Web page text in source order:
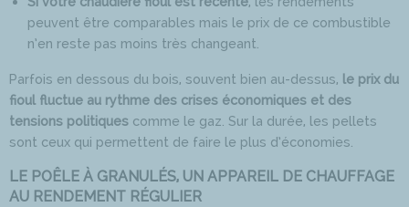
peuvent être comparables mais le prix de ce combustible
n’en reste pas moins très changeant.
Parfois en dessous du bois, souvent bien au-dessus, le prix du
fioul fluctue au rythme des crises économiques et des
tensions politiques comme le gaz. Sur la durée, les pellets
sont ceux qui permettent de faire le plus d’économies.
LE POÊLE À GRANULÉS, UN APPAREIL DE CHAUFFAGE
AU RENDEMENT RÉGULIER